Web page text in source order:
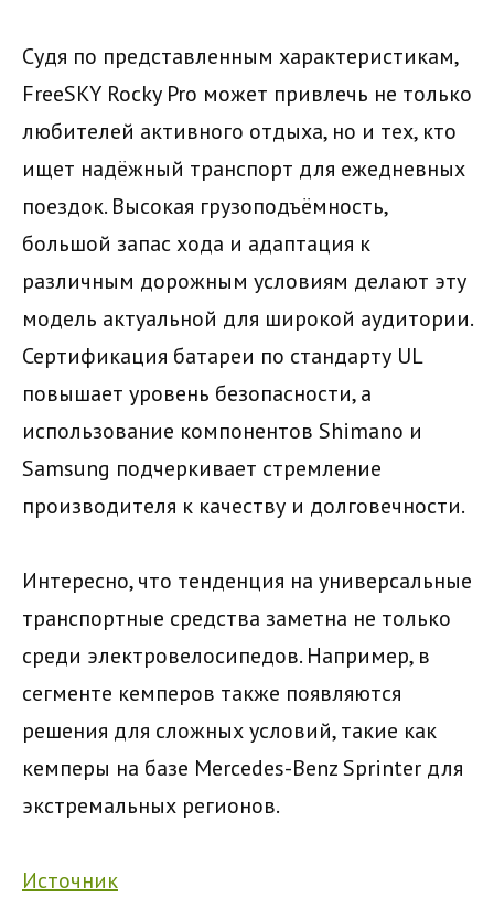
Судя по представленным характеристикам,
FreeSKY Rocky Pro может привлечь не только
любителей активного отдыха, но и тех, кто
ищет надёжный транспорт для ежедневных
поездок. Высокая грузоподъёмность,
большой запас хода и адаптация к
различным дорожным условиям делают эту
модель актуальной для широкой аудитории.
Сертификация батареи по стандарту UL
повышает уровень безопасности, а
использование компонентов Shimano и
Samsung подчеркивает стремление
производителя к качеству и долговечности.
Интересно, что тенденция на универсальные
транспортные средства заметна не только
среди электровелосипедов. Например, в
сегменте кемперов также появляются
решения для сложных условий, такие как
кемперы на базе Mercedes-Benz Sprinter для
экстремальных регионов.
Источник